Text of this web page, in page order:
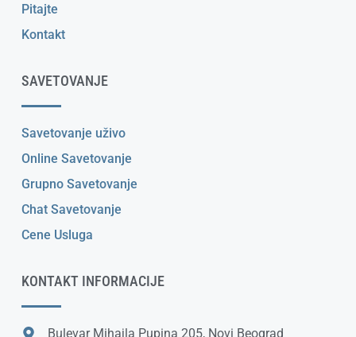
Pitajte
Kontakt
SAVETOVANJE
Savetovanje uživo
Online Savetovanje
Grupno Savetovanje
Chat Savetovanje
Cene Usluga
KONTAKT INFORMACIJE
Bulevar Mihajla Pupina 205, Novi Beograd